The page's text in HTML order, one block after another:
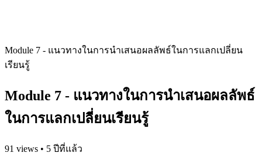
Module 7 - แนวทางในการนำเสนอผลลัพธ์ในการแลกเปลี่ยน
เรียนรู้
Module 7 - แนวทางในการนำเสนอผลลัพธ์
ในการแลกเปลี่ยนเรียนรู้
91 views • 5 ปีที่แล้ว